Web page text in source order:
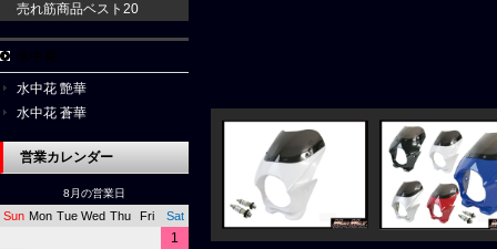
売れ筋商品ベスト20
水中花 艶華
水中花 蒼華
営業カレンダー
8月の営業日
Sun Mon Tue Wed Thu Fri Sat
1